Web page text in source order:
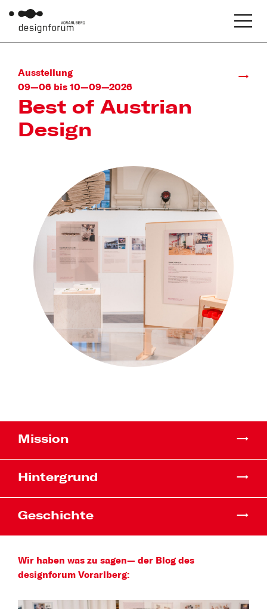
Ausstellung
09—06 bis 10—09—2026
Best of Austrian
Design
Mission
Hintergrund
Geschichte
Wir haben was zu sagen— der Blog des
designforum Vorarlberg: